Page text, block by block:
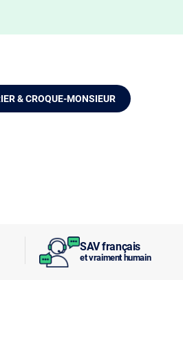
SAV français
et vraiment humain
& CROQUE-MONSIEUR